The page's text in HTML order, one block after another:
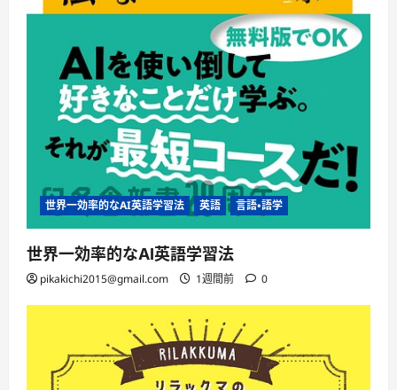
世界一効率的なAI英語学習法 英語 言語・語学
世界一効率的なAI英語学習法
pikakichi2015@gmail.com 1週間前 0